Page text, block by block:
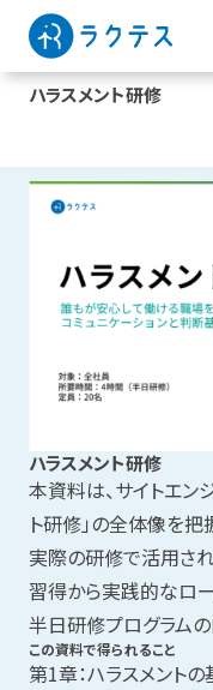
ハラスメント研修
ハラスメント研修
本資料は、サイトエン
ト研修」の全体像を把
実際の研修で活用さ
習得から実践的なロ
半日研修プログラム
この資料で得られること
第1章：ハラスメント